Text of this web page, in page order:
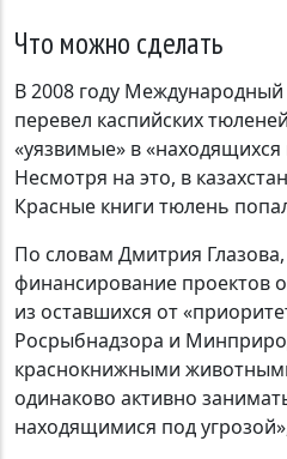
Что можно сделать
В 2008 году
перевел каспийских
«уязвимые» в
Несмотря на это, в
Красные книги тюлень
По словам Дмитрия
финансирование проектов
из оставшихся от
Росрыбнадзора и
краснокнижными
одинаково активно
находящимися под